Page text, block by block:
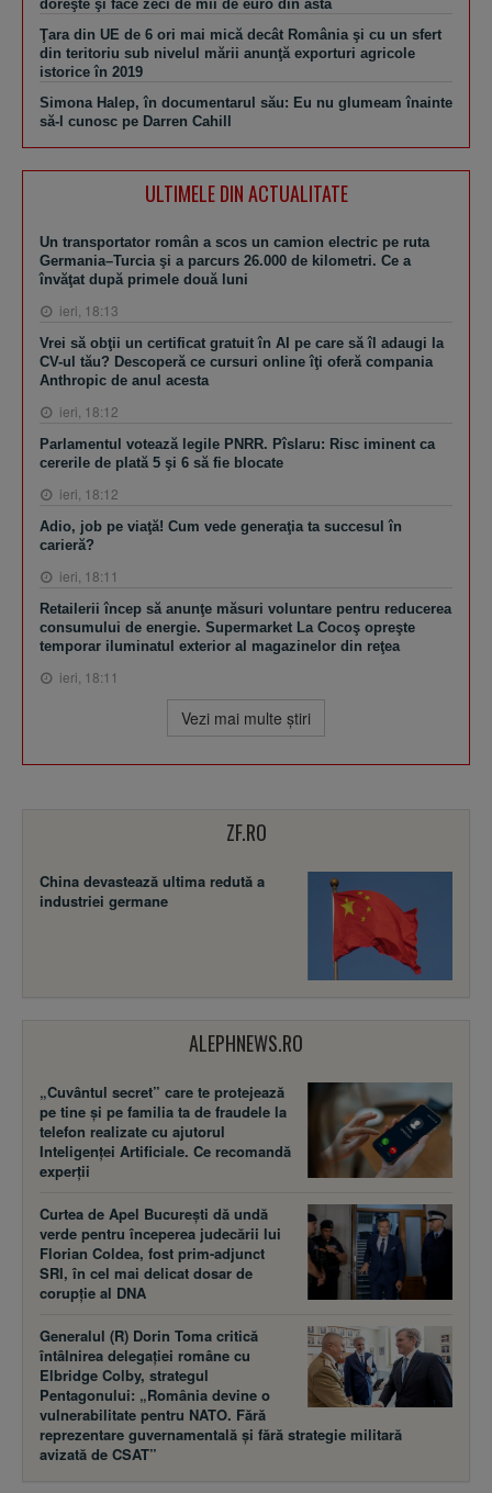
doreşte şi face zeci de mii de euro din asta
Ţara din UE de 6 ori mai mică decât România şi cu un sfert
din teritoriu sub nivelul mării anunţă exporturi agricole
istorice în 2019
Simona Halep, în documentarul său: Eu nu glumeam înainte
să-l cunosc pe Darren Cahill
ULTIMELE DIN ACTUALITATE
Un transportator român a scos un camion electric pe ruta
Germania–Turcia şi a parcurs 26.000 de kilometri. Ce a
învăţat după primele două luni
ieri, 18:13
Vrei să obţii un certificat gratuit în AI pe care să îl adaugi la
CV-ul tău? Descoperă ce cursuri online îţi oferă compania
Anthropic de anul acesta
ieri, 18:12
Parlamentul votează legile PNRR. Pîslaru: Risc iminent ca
cererile de plată 5 şi 6 să fie blocate
ieri, 18:12
Adio, job pe viaţă! Cum vede generaţia ta succesul în
carieră?
ieri, 18:11
Retailerii încep să anunţe măsuri voluntare pentru reducerea
consumului de energie. Supermarket La Cocoş opreşte
temporar iluminatul exterior al magazinelor din reţea
ieri, 18:11
Vezi mai multe ştiri
ZF.RO
China devastează ultima redută a
industriei germane
ALEPHNEWS.RO
„Cuvântul secret” care te protejează
pe tine și pe familia ta de fraudele la
telefon realizate cu ajutorul
Inteligenței Artificiale. Ce recomandă
experții
Curtea de Apel București dă undă
verde pentru începerea judecării lui
Florian Coldea, fost prim-adjunct
SRI, în cel mai delicat dosar de
corupție al DNA
Generalul (R) Dorin Toma critică
întâlnirea delegației române cu
Elbridge Colby, strategul
Pentagonului: „România devine o
vulnerabilitate pentru NATO. Fără
reprezentare guvernamentală și fără strategie militară
avizată de CSAT”